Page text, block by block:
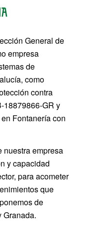
General de
empresa
de
como
contra
18879866-GR y
Fontanería con
nuestra empresa
y capacidad
para acometer
que
de
Granada.